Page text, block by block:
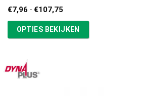
€7,96 - €107,75Prijsklasse:
tot
€107,75
OPTIES BEKIJKEN